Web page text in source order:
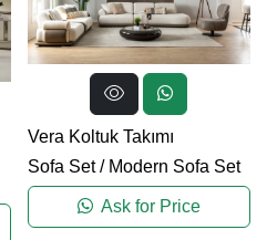
Vera Koltuk Takımı
Sofa Set/ Modern Sofa Set
Ask for Price